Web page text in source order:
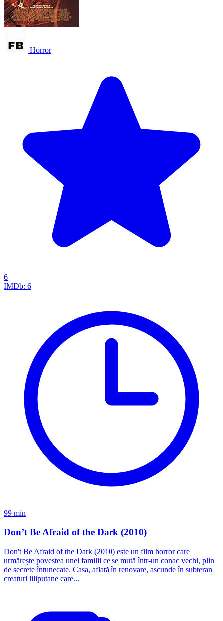
Horror
6
IMDb: 6
99 min
Don’t Be Afraid of the Dark (2010)
Don't Be Afraid of the Dark (2010) este un film horror care
urmărește povestea unei familii ce se mută într-un conac vechi, plin
de secrete întunecate. Casa, aflată în renovare, ascunde în subteran
creaturi liliputane care...